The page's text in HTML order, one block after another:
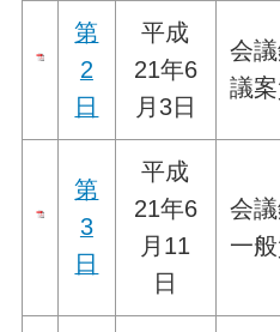
第
2
日
平成
21年6
月3日
会
議
第
3
日
平成
21年6
月11
日
会
一